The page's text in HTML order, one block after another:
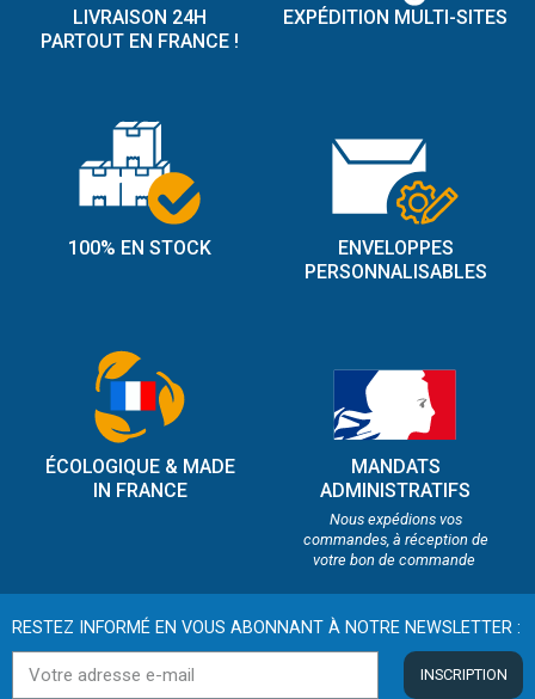
LIVRAISON 24H
PARTOUT EN FRANCE !
EXPÉDITION MULTI-SITES
100% EN STOCK
ENVELOPPES
PERSONNALISABLES
ÉCOLOGIQUE & MADE
IN FRANCE
MANDATS
ADMINISTRATIFS
Nous expédions vos
commandes, à réception de
votre bon de commande
RESTEZ INFORMÉ EN VOUS ABONNANT À NOTRE NEWSLETTER :
INSCRIPTION